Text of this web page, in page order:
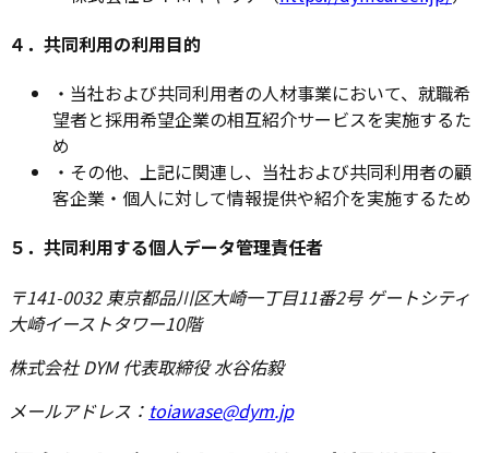
４．共同利用の利用目的
・ 当社および共同利用者の人材事業において、就職希
望者と採用希望企業の相互紹介サービスを実施するた
め
・ その他、上記に関連し、当社および共同利用者の顧
客企業・個人に対して情報提供や紹介を実施するため
５．共同利用する個人データ管理責任者
〒141-0032 東京都品川区大崎一丁目11番2号 ゲートシティ
大崎イーストタワー10階
株式会社 DYM 代表取締役 水谷佑毅
メールアドレス： toiawase@dym.jp